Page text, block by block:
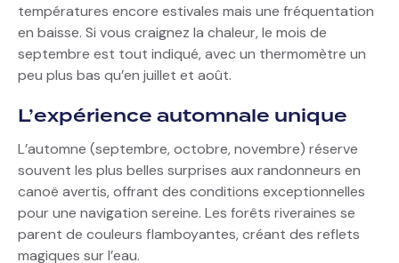
températures encore estivales mais une fréquentation
en baisse. Si vous craignez la chaleur, le mois de
septembre est tout indiqué, avec un thermomètre un
peu plus bas qu’en juillet et août.
L’expérience automnale unique
L’automne (septembre, octobre, novembre) réserve
souvent les plus belles surprises aux randonneurs en
canoë avertis, offrant des conditions exceptionnelles
pour une navigation sereine. Les forêts riveraines se
parent de couleurs flamboyantes, créant des reflets
magiques sur l’eau.